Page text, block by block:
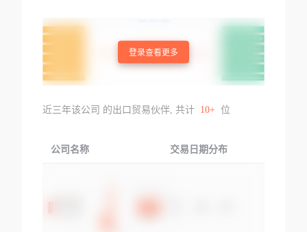
登录查看更多
近三年该公司 的出口贸易伙伴, 共计 10+ 位
公司名称 交易日期分布